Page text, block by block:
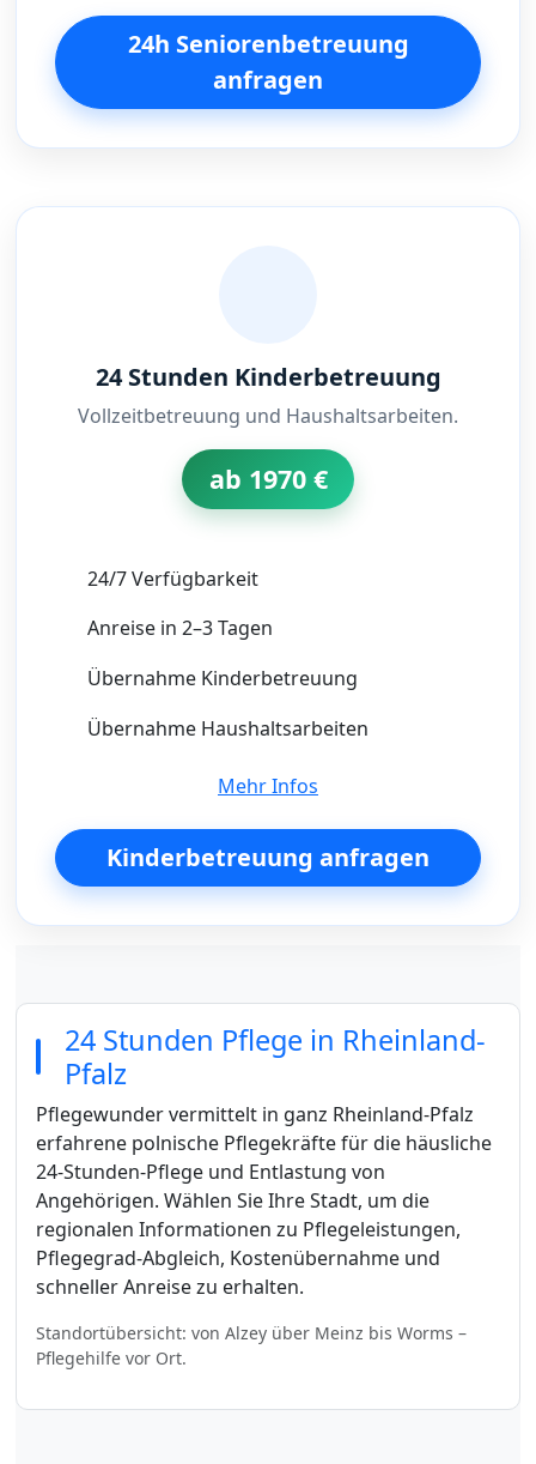
24h Seniorenbetreuung
anfragen
24 Stunden Kinderbetreuung
Vollzeitbetreuung und Haushaltsarbeiten.
ab 1970 €
24/7 Verfügbarkeit
Anreise in 2–3 Tagen
Übernahme Kinderbetreuung
Übernahme Haushaltsarbeiten
Mehr Infos
Kinderbetreuung anfragen
24 Stunden Pflege in Rheinland-
Pfalz
Pflegewunder vermittelt in ganz Rheinland-Pfalz
erfahrene polnische Pflegekräfte für die häusliche
24-Stunden-Pflege und Entlastung von
Angehörigen. Wählen Sie Ihre Stadt, um die
regionalen Informationen zu Pflegeleistungen,
Pflegegrad-Abgleich, Kostenübernahme und
schneller Anreise zu erhalten.
Standortübersicht: von Alzey über Meinz bis Worms –
Pflegehilfe vor Ort.